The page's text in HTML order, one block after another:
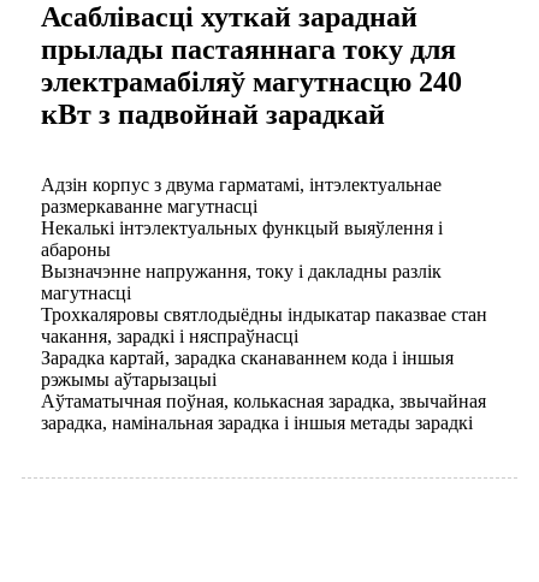
Асаблівасці хуткай зараднай
прылады пастаяннага току для
электрамабіляў магутнасцю 240
кВт з падвойнай зарадкай
Адзін корпус з двума гарматамі, інтэлектуальнае
размеркаванне магутнасці
Некалькі інтэлектуальных функцый выяўлення і
абароны
Вызначэнне напружання, току і дакладны разлік
магутнасці
Трохкаляровы святлодыёдны індыкатар паказвае стан
чакання, зарадкі і няспраўнасці
Зарадка картай, зарадка сканаваннем кода і іншыя
рэжымы аўтарызацыі
Аўтаматычная поўная, колькасная зарадка, звычайная
зарадка, намінальная зарадка і іншыя метады зарадкі